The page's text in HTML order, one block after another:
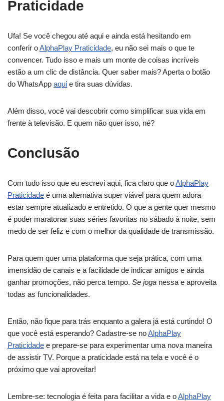
Praticidade
Ufa! Se você chegou até aqui e ainda está hesitando em
conferir oAlphaPlay Praticidade, eu não sei mais o que te
convencer. Tudo isso e mais um monte de coisas incríveis
estão a um clic de distância. Quer saber mais? Aperta o botão
do WhatsApp aqui e tira suas dúvidas.
Além disso, você vai descobrir como simplificar sua vida em
frente à televisão. E quem não quer isso, né?
Conclusão
Com tudo isso que eu escrevi aqui, fica claro que oAlphaPlay
Praticidade é uma alternativa super viável para quem adora
estar sempre atualizado e entretido. O que a gente quer mesmo
é poder maratonar suas séries favoritas no sábado à noite, sem
medo de ser feliz e com o melhor da qualidade de transmissão.
Para quem quer uma plataforma que seja prática, com uma
imensidão de canais e a facilidade de indicar amigos e ainda
ganhar promoções, não perca tempo. Se joga nessa e aproveita
todas as funcionalidades.
Então, não fique para trás enquanto a galera já está curtindo! O
que você está esperando? Cadastre-se noAlphaPlay
Praticidade e prepare-se para experimentar uma nova maneira
de assistir TV. Porque a praticidade está na tela e você é o
próximo que vai aproveitar!
Lembre-se: tecnologia é feita para facilitar a vida e oAlphaPlay